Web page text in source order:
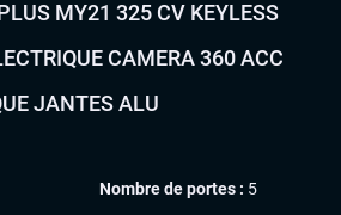
MY21 325 CV KEYLESS
CAMERA 360 ACC
JANTES ALU
Nombre de portes : 5